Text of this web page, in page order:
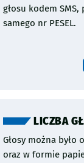
głosu kodem
samego nr PESEL.
LICZBA
Głosy można
oraz w formie